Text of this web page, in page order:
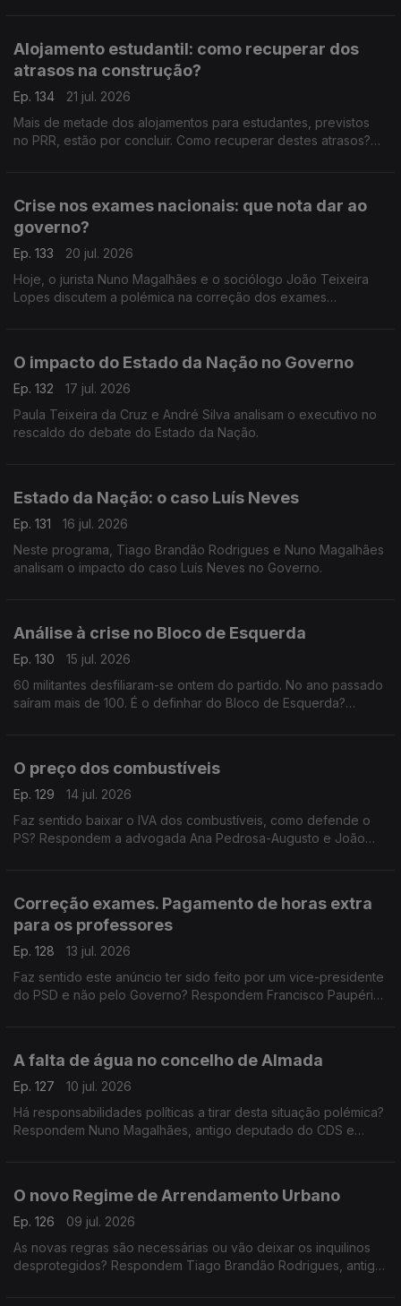
Alojamento estudantil: como recuperar dos
atrasos na construção?
Ep. 134
21 jul. 2026
Mais de metade dos alojamentos para estudantes, previstos
no PRR, estão por concluir. Como recuperar destes atrasos?
Crise nos exames nacionais: que nota dar ao
governo?
Ep. 133
20 jul. 2026
Hoje, o jurista Nuno Magalhães e o sociólogo João Teixeira
Lopes discutem a polémica na correção dos exames
O impacto do Estado da Nação no Governo
Ep. 132
17 jul. 2026
Paula Teixeira da Cruz e André Silva analisam o executivo no
rescaldo do debate do Estado da Nação.
Estado da Nação: o caso Luís Neves
Ep. 131
16 jul. 2026
Neste programa, Tiago Brandão Rodrigues e Nuno Magalhães
analisam o impacto do caso Luís Neves no Governo.
Análise à crise no Bloco de Esquerda
Ep. 130
15 jul. 2026
60 militantes desfiliaram-se ontem do partido. No ano passado
saíram mais de 100. É o definhar do Bloco de Esquerda?
O preço dos combustíveis
Ep. 129
14 jul. 2026
Faz sentido baixar o IVA dos combustíveis, como defende o
PS? Respondem a advogada Ana Pedrosa-Augusto e João
Correção exames. Pagamento de horas extra
para os professores
Ep. 128
13 jul. 2026
Faz sentido este anúncio ter sido feito por um vice-presidente
do PSD e não pelo Governo? Respondem Francisco Paupério,
A falta de água no concelho de Almada
Ep. 127
10 jul. 2026
Há responsabilidades políticas a tirar desta situação polémica?
Respondem Nuno Magalhães, antigo deputado do CDS e
O novo Regime de Arrendamento Urbano
Ep. 126
09 jul. 2026
As novas regras são necessárias ou vão deixar os inquilinos
desprotegidos? Respondem Tiago Brandão Rodrigues, antigo